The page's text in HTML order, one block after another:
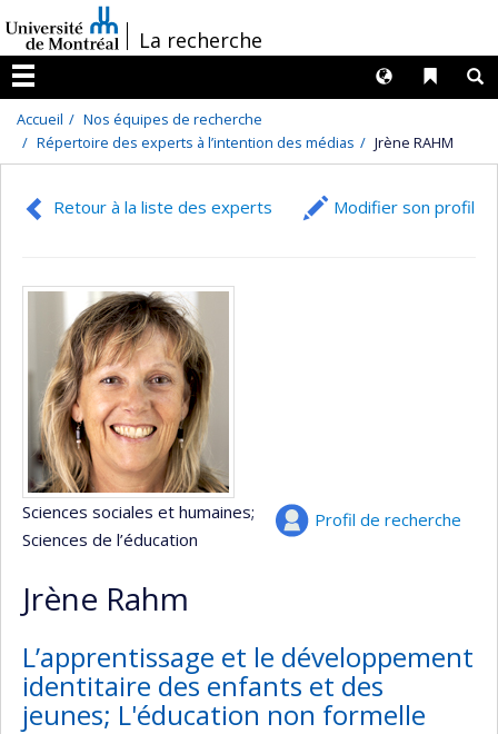
au
contenu
/La recherche
Menu
Liens
Langues
Accueil
Nos équipes de recherche
Répertoire des experts à l’intention des médias
Jrène RAHM
Retour à la liste des experts Modifier son profil
Profil de recherche
Sciences sociales et humaines;
Sciences de l’éducation
Jrène Rahm
L’apprentissage et le développement
identitaire des enfants et des
jeunes; L'éducation non formelle